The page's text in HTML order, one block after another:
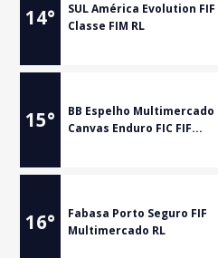
14°
SUL América Evolution FIF
Classe FIM RL
15°
BB Espelho Multimercado
Canvas Enduro FIC FIF...
16°
Fabasa Porto Seguro FIF
Multimercado RL